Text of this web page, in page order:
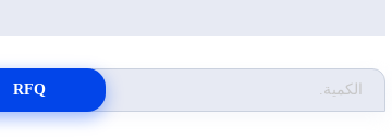
RFQ